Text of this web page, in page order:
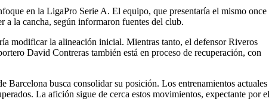
en la LigaPro Serie A. El equipo, que presentaría el mismo once
la cancha, según informaron fuentes del club.
modificar la alineación inicial. Mientras tanto, el defensor Riveros
David Contreras también está en proceso de recuperación, con
busca consolidar su posición. Los entrenamientos actuales
La afición sigue de cerca estos movimientos, expectante por el